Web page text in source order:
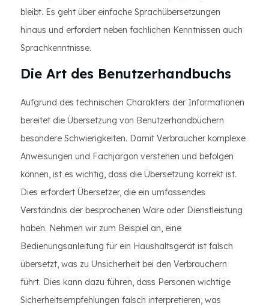
bleibt. Es geht über einfache Sprachübersetzungen
hinaus und erfordert neben fachlichen Kenntnissen auch
Sprachkenntnisse.
Die Art des Benutzerhandbuchs
Aufgrund des technischen Charakters der Informationen
bereitet die Übersetzung von Benutzerhandbüchern
besondere Schwierigkeiten. Damit Verbraucher komplexe
Anweisungen und Fachjargon verstehen und befolgen
können, ist es wichtig, dass die Übersetzung korrekt ist.
Dies erfordert Übersetzer, die ein umfassendes
Verständnis der besprochenen Ware oder Dienstleistung
haben. Nehmen wir zum Beispiel an, eine
Bedienungsanleitung für ein Haushaltsgerät ist falsch
übersetzt, was zu Unsicherheit bei den Verbrauchern
führt. Dies kann dazu führen, dass Personen wichtige
Sicherheitsempfehlungen falsch interpretieren, was